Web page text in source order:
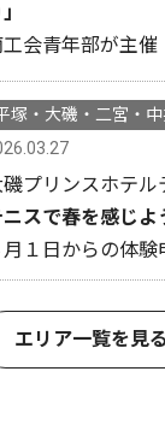
工会青年部が主催
塚・大磯・二宮・
磯プリンスホテル
ニスで春を感じよ
月１日からの体験
エリア一覧を見る